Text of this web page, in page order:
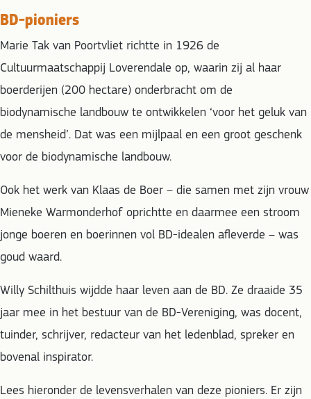
BD-pioniers
Marie Tak van Poortvliet richtte in 1926 de
Cultuurmaatschappij Loverendale op, waarin zij al haar
boerderijen (200 hectare) onderbracht om de
biodynamische landbouw te ontwikkelen ‘voor het geluk van
de mensheid’. Dat was een mijlpaal en een groot geschenk
voor de biodynamische landbouw.
Ook het werk van Klaas de Boer – die samen met zijn vrouw
Mieneke Warmonderhof oprichtte en daarmee een stroom
jonge boeren en boerinnen vol BD-idealen afleverde – was
goud waard.
Willy Schilthuis wijdde haar leven aan de BD. Ze draaide 35
jaar mee in het bestuur van de BD-Vereniging, was docent,
tuinder, schrijver, redacteur van het ledenblad, spreker en
bovenal inspirator.
Lees hieronder de levensverhalen van deze pioniers. Er zijn